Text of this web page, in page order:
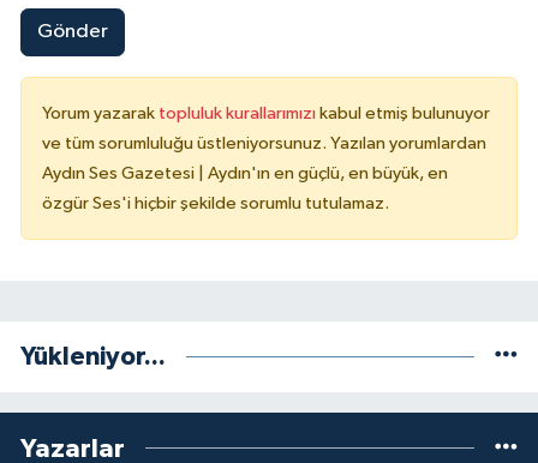
Gönder
Yorum yazarak topluluk kurallarımızı kabul etmiş bulunuyor
ve tüm sorumluluğu üstleniyorsunuz. Yazılan yorumlardan
Aydın Ses Gazetesi | Aydın'ın en güçlü, en büyük, en
özgür Ses'i hiçbir şekilde sorumlu tutulamaz.
Yükleniyor...
Yazarlar